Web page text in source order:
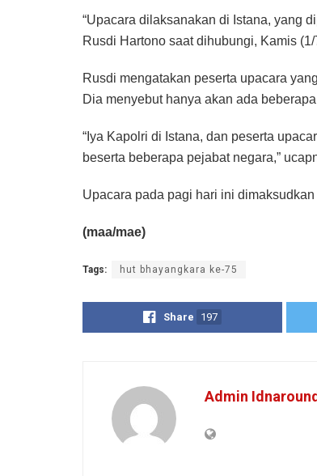
“Upacara dilaksanakan di Istana, yang
Rusdi Hartono saat dihubungi, Kamis (1/
Rusdi mengatakan peserta upacara
Dia menyebut hanya akan ada
“Iya Kapolri di Istana, dan peserta
beserta beberapa pejabat negara,”
Upacara pada pagi hari ini
(maa/mae)
Tags: hut bhayangkara ke-75
Share 197
Admin Idnaround